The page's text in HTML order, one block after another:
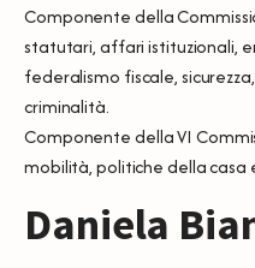
Componente della
statutari, affari istituzionali,
federalismo fiscale,
criminalità.
Componente della VI
mobilità, politiche della casa
Daniela